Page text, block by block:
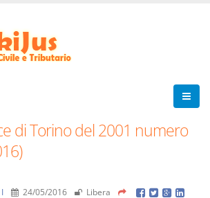
di Torino del 2001 numero
24/05/2016 Libera